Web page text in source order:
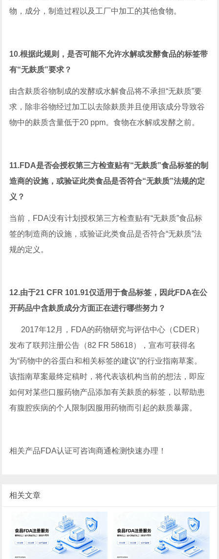
物，成分，制造过程以及工厂中加工的其他食物。
10.根据此规则，是否可能不允许水解或发酵食品的标签带
有“无麸质”要求？
由含麸质谷物制成的发酵或水解食品将不承担“无麸质”要
求，除非谷物经过加工以去除麸质并且使用该成分导致谷
物中的麸质含量低于20 ppm。食物在水解或发酵之前。
11.FDA是否会授权第三方检查贴有“无麸质”食品标签的制
造商的设施，或验证此类食品是否符合“无麸质”法规的定
义？
当前，FDA没有计划授权第三方检查贴有“无麸质”食品标
签的制造商的设施，或验证此类食品是否符合“无麸质”法
规的定义。
12.由于21 CFR 101.91仅适用于食品标签，因此FDA在公
开药品中含麸质成分方面正在进行哪些努力？
2017年12月，FDA的药物研究与评估中心（CDER）
发布了联邦注册公告（82 FR 58618），宣布可获得名
为“药物中的谷蛋白和相关标签的建议”的行业指南草案。
该指南草案最终定稿时，将代表该机构当前的想法，即应
如何对某些口服药物产品添加有关麸质的标签，以帮助患
有腹腔疾病的个人限制因服用药物而引起的麸质暴露。
相关产品FDA认证可咨询商通检测快速办理！
相关文章